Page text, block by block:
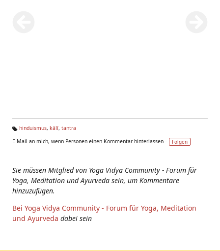
g
hinduismus, kālī, tantra
E-Mail an mich, wenn Personen einen Kommentar hinterlassen –
Folgen
Sie müssen Mitglied von Yoga Vidya Community - Forum für
Yoga, Meditation und Ayurveda sein, um Kommentare
hinzuzufügen.
Bei Yoga Vidya Community - Forum für Yoga, Meditation
und Ayurveda dabei sein